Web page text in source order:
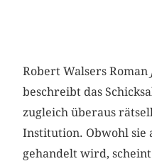
Robert Walsers Roman
beschreibt das
zugleich überaus
Institution. Obwohl sie
gehandelt wird,